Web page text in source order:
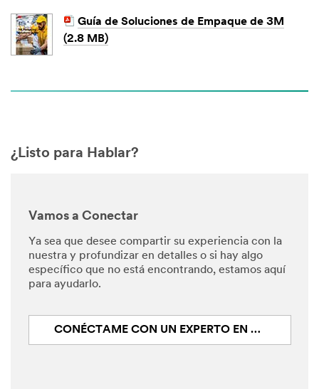
Guía de Soluciones de Empaque de 3M
(2.8 MB)
¿Listo para Hablar?
Vamos a Conectar
Ya sea que desee compartir su experiencia con la
nuestra y profundizar en detalles o si hay algo
específico que no está encontrando, estamos aquí
para ayudarlo.
CONÉCTAME CON UN EXPERTO EN EMPAQUE 3M